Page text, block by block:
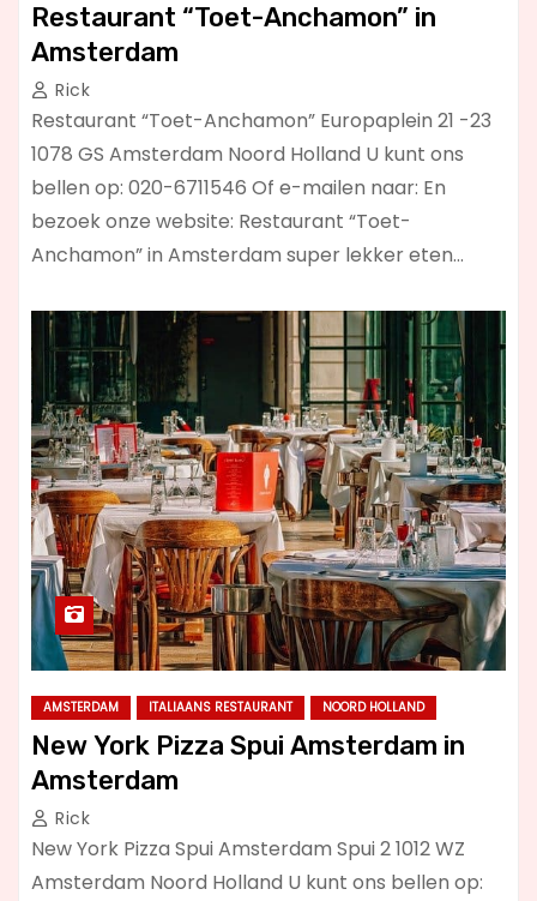
Restaurant “Toet-Anchamon” in
Amsterdam
Rick
Restaurant “Toet-Anchamon” Europaplein 21 -23
1078 GS Amsterdam Noord Holland U kunt ons
bellen op: 020-6711546 Of e-mailen naar: En
bezoek onze website: Restaurant “Toet-
Anchamon” in Amsterdam super lekker eten…
AMSTERDAM ITALIAANS RESTAURANT NOORD HOLLAND
New York Pizza Spui Amsterdam in
Amsterdam
Rick
New York Pizza Spui Amsterdam Spui 2 1012 WZ
Amsterdam Noord Holland U kunt ons bellen op: